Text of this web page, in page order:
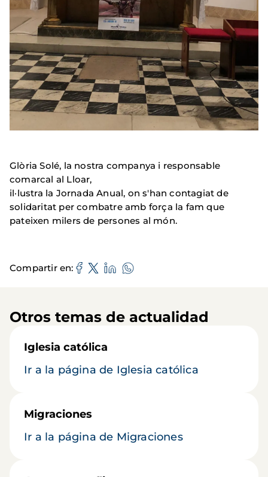
Glòria Solé, la nostra companya i responsable
comarcal al Lloar,
il·lustra la Jornada Anual, on s'han contagiat de
solidaritat per combatre amb força la fam que
pateixen milers de persones al món.
Compartir en
Otros temas de actualidad
Iglesia católica
Ir a la página de Iglesia católica
Migraciones
Ir a la página de Migraciones